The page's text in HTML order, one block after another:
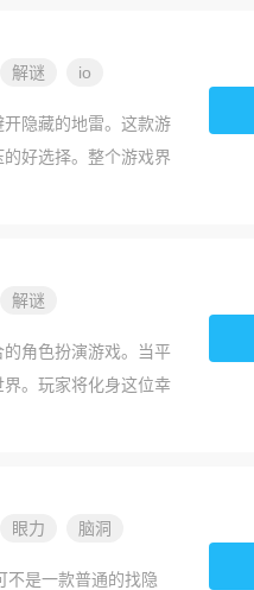
你走进神秘的密室世
解谜 io
隐藏的地雷。这款游
好选择。整个游戏界
解谜
的角色扮演游戏。当平
。玩家将化身这位幸
眼力 脑洞
不是一款普通的找隐